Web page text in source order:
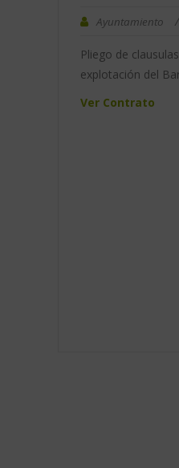
Ayuntamiento /
Pliego de
explotación del
Ver Contrato